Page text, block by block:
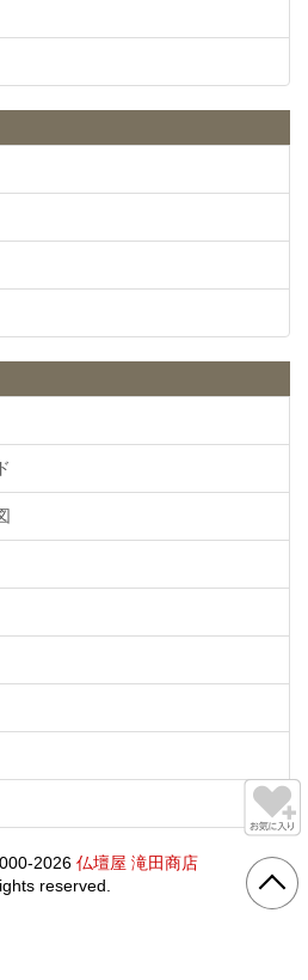
2026 仏壇屋 滝田商店
reserved.